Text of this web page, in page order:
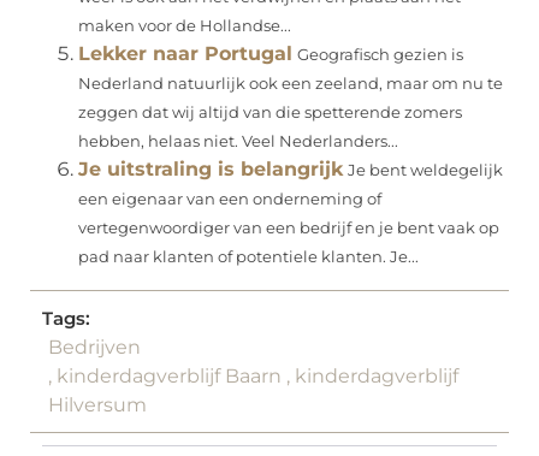
maken voor de Hollandse...
Lekker naar Portugal
Geografisch gezien is
Nederland natuurlijk ook een zeeland, maar om nu te
zeggen dat wij altijd van die spetterende zomers
hebben, helaas niet. Veel Nederlanders...
Je uitstraling is belangrijk Je bent weldegelijk
een eigenaar van een onderneming of
vertegenwoordiger van een bedrijf en je bent vaak op
pad naar klanten of potentiele klanten. Je...
Tags:
Bedrijven
, kinderdagverblijf Baarn , kinderdagverblijf
Hilversum